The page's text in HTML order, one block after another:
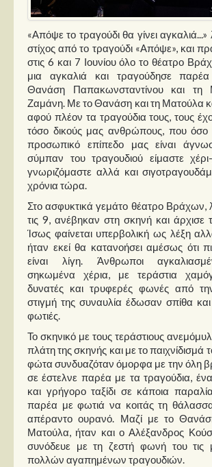
Μουσικοί
Διάφοροι
Εκτός Συνόρων
Νέα
Στήλες
Polls
Small Talk
Blog
«Απόψε το τραγούδι θα γίνει αγκαλιά...»
στίχος από το τραγούδι «Απόψε», και
στις 6 και 7 Ιουνίου όλο το θέατρο
μια αγκαλιά και τραγούδησε
Θανάση Παπακωνσταντίνου και τη
Ζαμάνη. Με το Θανάση και τη Ματούλα
αφού πλέον τα τραγούδια τους, τους
τόσο δικούς μας ανθρώπους, που όσο
προσωπικό επίπεδο μας είναι
σύμπαν του τραγουδιού είμαστε
γνωριζόμαστε αλλά και
χρόνια τώρα.
Στο ασφυκτικά γεμάτο θέατρο Βράχων,
τις 9, ανέβηκαν στη σκηνή και άρχισε
Ίσως φαίνεται υπερβολική ως λέξη
ήταν εκεί θα κατανοήσει αμέσως ότι
είναι λίγη. Άνθρωποι
σηκωμένα χέρια, με τεράστια
δυνατές και τρυφερές φωνές από
στιγμή της συναυλία έδωσαν σπίθα
φωτιές.
Το σκηνικό με τους τεράστιους
πλάτη της σκηνής και με το παιχνίδισμά
φώτα συνδυαζόταν όμορφα με την όλη
σε έστελνε παρέα με τα τραγούδια,
και γρήγορο ταξίδι σε κάποια
παρέα με φωτιά να κοιτάς τη
απέραντο ουρανό. Μαζί με το
Ματούλα, ήταν και ο Αλέξανδρος
συνόδευε με τη ζεστή φωνή του τις
πολλών αγαπημένων τραγουδιών.